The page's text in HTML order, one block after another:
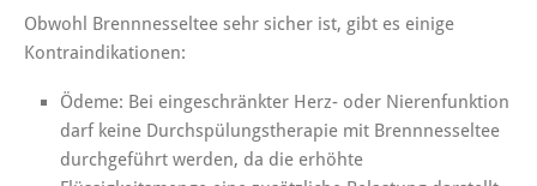
Obwohl Brennnesseltee sehr sicher ist, gibt es einige
Kontraindikationen:
Ödeme: Bei eingeschränkter Herz- oder Nierenfunktion
darf keine Durchspülungstherapie mit Brennnesseltee
durchgeführt werden, da die erhöhte